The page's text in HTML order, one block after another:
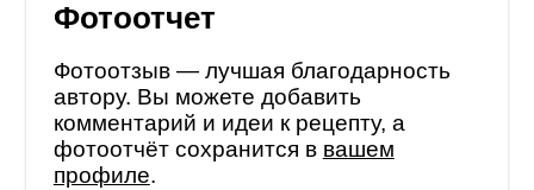
Фотоотчет
Фотоотзыв — лучшая благодарность
автору. Вы можете добавить
комментарий и идеи к рецепту, а
фотоотчёт сохранится в вашем
профиле.